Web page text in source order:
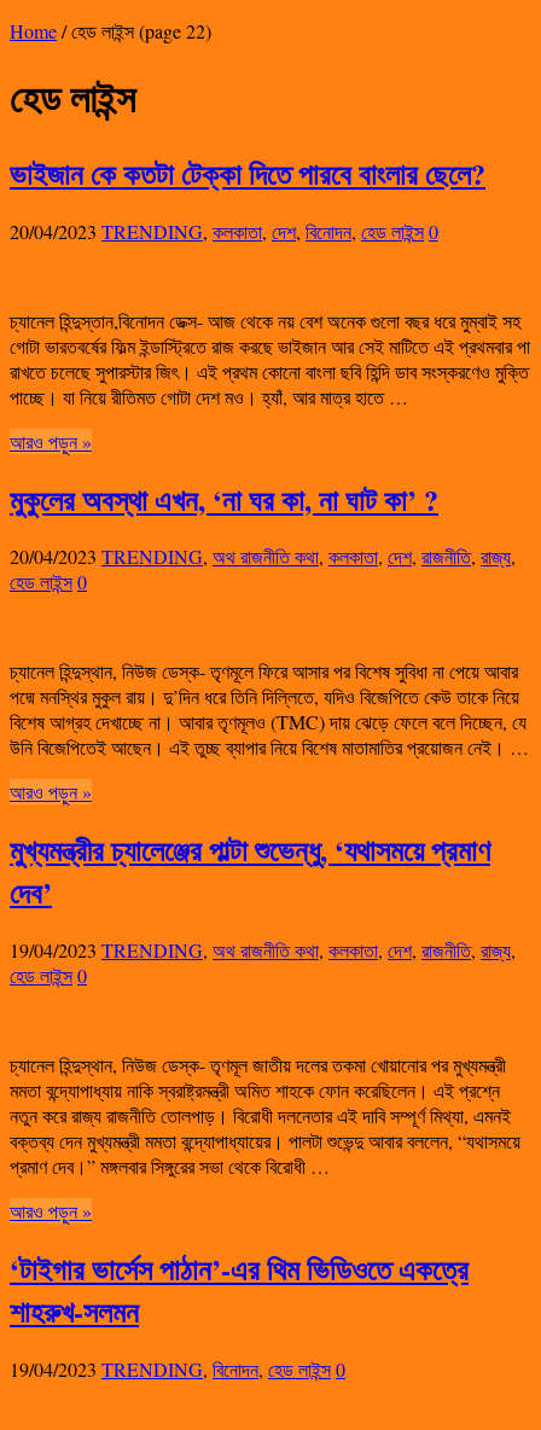
Home/হেড লাইন্স(page 22)
হেড লাইন্স
ভাইজান কে কতটা টেক্কা দিতে পারবে বাংলার ছেলে?
20/04/2023 TRENDING, কলকাতা, দেশ, বিনোদন, হেড লাইন্স0
চ্যানেল হিন্দুস্তান,বিনোদন ডেক্স- আজ থেকে নয় বেশ অনেক গুলো বছর ধরে মুম্বাই সহ
গোটা ভারতবর্ষের ফিল্ম ইন্ডাস্ট্রিতে রাজ করছে ভাইজান আর সেই মাটিতে এই প্রথমবার পা
রাখতে চলেছে সুপারস্টার জিৎ। এই প্রথম কোনো বাংলা ছবি হিন্দি ডাব সংস্করণেও মুক্তি
পাচ্ছে। যা নিয়ে রীতিমত গোটা দেশ ম‌ও। হ্যাঁ, আর মাত্র হাতে …
আরও পড়ুন »
মুকুলের অবস্থা এখন, ‘না ঘর কা, না ঘাট কা’ ?
20/04/2023 TRENDING, অথ রাজনীতি কথা, কলকাতা, দেশ, রাজনীতি, রাজ্য,
হেড লাইন্স0
চ্যানেল হিন্দুস্থান, নিউজ ডেস্ক- তৃণমূলে ফিরে আসার পর বিশেষ সুবিধা না পেয়ে আবার
পদ্মে মনস্থির মুকুল রায়। দু’দিন ধরে তিনি দিল্লিতে, যদিও বিজেপিতে কেউ তাকে নিয়ে
বিশেষ আগ্রহ দেখাচ্ছে না। আবার তৃণমূলও (TMC) দায় ঝেড়ে ফেলে বলে দিচ্ছেন, যে
উনি বিজেপিতেই আছেন। এই তুচ্ছ ব্যাপার নিয়ে বিশেষ মাতামাতির প্রয়োজন নেই। …
আরও পড়ুন »
মুখ্যমন্ত্রীর চ্যালেঞ্জের পাল্টা শুভেন্ধু, ‘যথাসময়ে প্রমাণ
দেব’
19/04/2023 TRENDING, অথ রাজনীতি কথা, কলকাতা, দেশ, রাজনীতি, রাজ্য,
হেড লাইন্স0
চ্যানেল হিন্দুস্থান, নিউজ ডেস্ক- তৃণমূল জাতীয় দলের তকমা খোয়ানোর পর মুখ্যমন্ত্রী
মমতা বন্দ্যোপাধ্যায় নাকি স্বরাষ্ট্রমন্ত্রী অমিত শাহকে ফোন করেছিলেন। এই প্রশ্নে
নতুন করে রাজ্য রাজনীতি তোলপাড়। বিরোধী দলনেতার এই দাবি সম্পূর্ণ মিথ্যা, এমনই
বক্তব্য দেন মুখ্যমন্ত্রী মমতা বন্দ্যোপাধ্যায়ের। পালটা শুভেন্দু আবার বললেন, “যথাসময়ে
প্রমাণ দেব।” মঙ্গলবার সিঙ্গুরের সভা থেকে বিরোধী …
আরও পড়ুন »
‘টাইগার ভার্সেস পাঠান’-এর থিম ভিডিওতে একত্রে
শাহরুখ-সলমন
19/04/2023 TRENDING, বিনোদন, হেড লাইন্স0